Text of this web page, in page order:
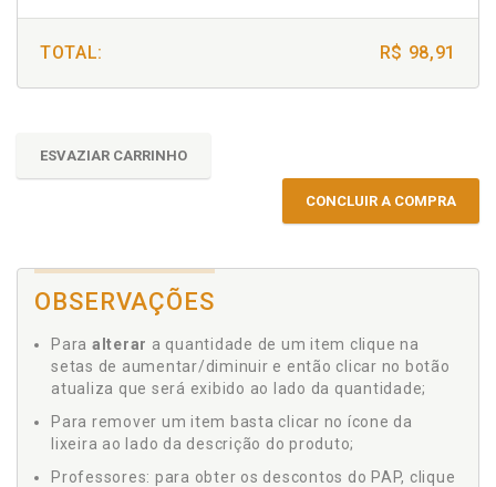
TOTAL: R$ 98,91
ESVAZIAR CARRINHO
CONCLUIR A COMPRA
OBSERVAÇÕES
Para alterar a quantidade de um item clique na
setas de aumentar/diminuir e então clicar no botão
atualiza que será exibido ao lado da quantidade;
Para remover um item basta clicar no ícone da
lixeira ao lado da descrição do produto;
Professores: para obter os descontos do PAP, clique